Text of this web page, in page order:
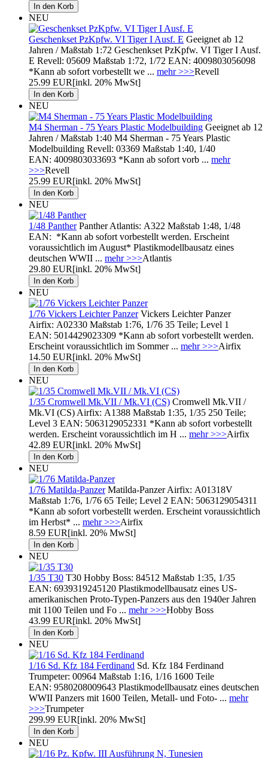
NEU
Geschenkset PzKpfw. VI Tiger I Ausf. E Geeignet ab 12
Jahren / Maßstab 1:72 Geschenkset PzKpfw. VI Tiger I Ausf.
E Revell: 05609 Maßstab 1:72, 1/72 EAN: 4009803056098
*Kann ab sofort vorbestellt we ... mehr >>>Revell
25.99 EUR[inkl. 20% MwSt]
NEU
M4 Sherman - 75 Years Plastic Modelbuilding Geeignet ab 12
Jahren / Maßstab 1:40 M4 Sherman - 75 Years Plastic
Modelbuilding Revell: 03369 Maßstab 1:40, 1/40
EAN: 4009803033693 *Kann ab sofort vorb ... mehr
>>>Revell
25.99 EUR[inkl. 20% MwSt]
NEU
1/48 PantherPanther Atlantis: A322 Maßstab 1:48, 1/48
EAN: *Kann ab sofort vorbestellt werden. Erscheint
voraussichtlich im August* Plastikmodellbausatz eines
deutschen WWII ... mehr >>>Atlantis
29.80 EUR[inkl. 20% MwSt]
NEU
1/76 Vickers Leichter PanzerVickers Leichter Panzer
Airfix: A02330 Maßstab 1:76, 1/76 35 Teile; Level 1
EAN: 5014429023309 *Kann ab sofort vorbestellt werden.
Erscheint voraussichtlich im Sommer ... mehr >>>Airfix
14.50 EUR[inkl. 20% MwSt]
NEU
1/35 Cromwell Mk.VII / Mk.VI (CS) Cromwell Mk.VII /
Mk.VI (CS) Airfix: A1388 Maßstab 1:35, 1/35 250 Teile;
Level 3 EAN: 5063129052331 *Kann ab sofort vorbestellt
werden. Erscheint voraussichtlich im H ... mehr >>>Airfix
42.89 EUR[inkl. 20% MwSt]
NEU
1/76 Matilda-PanzerMatilda-Panzer Airfix: A01318V
Maßstab 1:76, 1/76 65 Teile; Level 2 EAN: 5063129054311
*Kann ab sofort vorbestellt werden. Erscheint voraussichtlich
im Herbst* ... mehr >>>Airfix
8.59 EUR[inkl. 20% MwSt]
NEU
1/35 T30 T30 Hobby Boss: 84512 Maßstab 1:35, 1/35
EAN: 6939319245120 Plastikmodellbausatz eines US-
amerikanischen Proto-Typen-Panzers aus den 1940er Jahren
mit 1100 Teilen und Fo ... mehr >>>Hobby Boss
43.99 EUR[inkl. 20% MwSt]
NEU
1/16 Sd. Kfz 184 Ferdinand Sd. Kfz 184 Ferdinand
Trumpeter: 00964 Maßstab 1:16, 1/16 1600 Teile
EAN: 9580208009643 Plastikmodellbausatz eines deutschen
WWII Panzers mit 1600 Teilen, Metall- und Foto- ... mehr
>>>Trumpeter
299.99 EUR[inkl. 20% MwSt]
NEU